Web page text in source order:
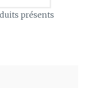
présents